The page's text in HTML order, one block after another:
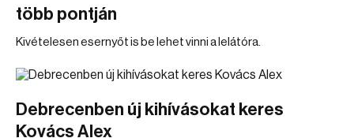
több pontján
Kivételesen esernyőt is be lehet vinni a lelátóra.
Debrecenben új kihívásokat keres
Kovács Alex